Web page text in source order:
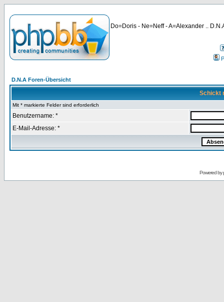
Do=Doris - Ne=Neff - A=Alexander ..
D.N.A Foren-Übersicht
Schickt
Mit * markierte Felder sind erforderlich
Benutzername: *
E-Mail-Adresse: *
Powered by